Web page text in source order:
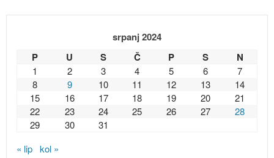
srpanj 2024
P
U S Č P S N
1 2 3 4 5 6
7
8
9 10 11 12 13
14
15
16 17 18 19 20
21
22
23 24 25 26 27
28
29
30
31
« lip kol »